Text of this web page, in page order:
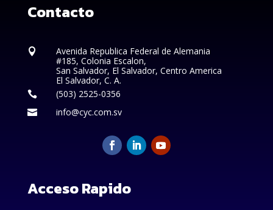
Contacto

Avenida Republica Federal de Alemania
#185, Colonia Escalon,
San Salvador, El Salvador, Centro America
El Salvador, C. A.
 (503) 2525-0356
 info@cyc.com.sv
Acceso Rapido